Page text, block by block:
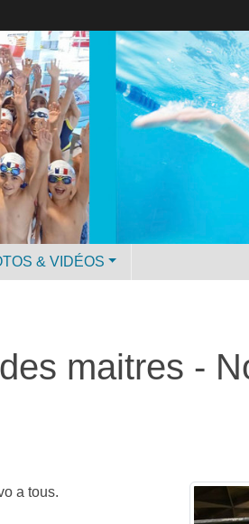
& VIDÉOS
maitres -
a tous.